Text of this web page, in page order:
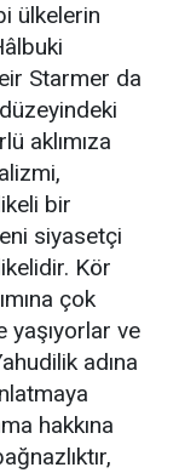
ülkelerin
Starmer da
aklımıza
bir
siyasetçi
Kör
çok
yaşıyorlar ve
adına
hakkına